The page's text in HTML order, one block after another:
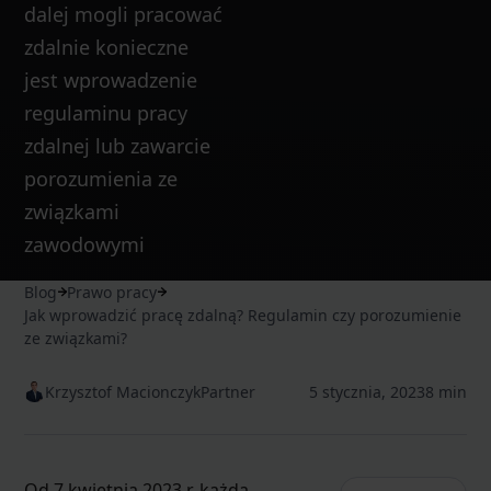
dalej mogli pracować
zdalnie konieczne
jest wprowadzenie
regulaminu pracy
zdalnej lub zawarcie
porozumienia ze
związkami
zawodowymi
Blog
Prawo pracy
Jak wprowadzić pracę zdalną? Regulamin czy porozumienie
ze związkami?
Krzysztof MacionczykPartner 5 stycznia, 20238 min